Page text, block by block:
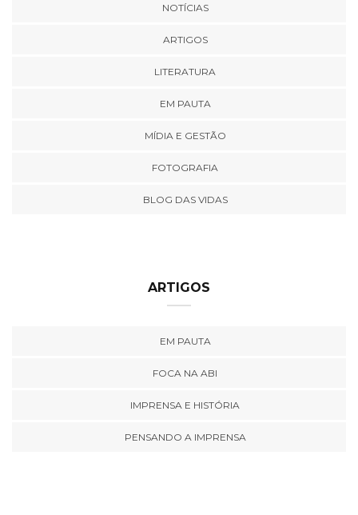
NOTÍCIAS
ARTIGOS
LITERATURA
EM PAUTA
MÍDIA E GESTÃO
FOTOGRAFIA
BLOG DAS VIDAS
ARTIGOS
EM PAUTA
FOCA NA ABI
IMPRENSA E HISTÓRIA
PENSANDO A IMPRENSA